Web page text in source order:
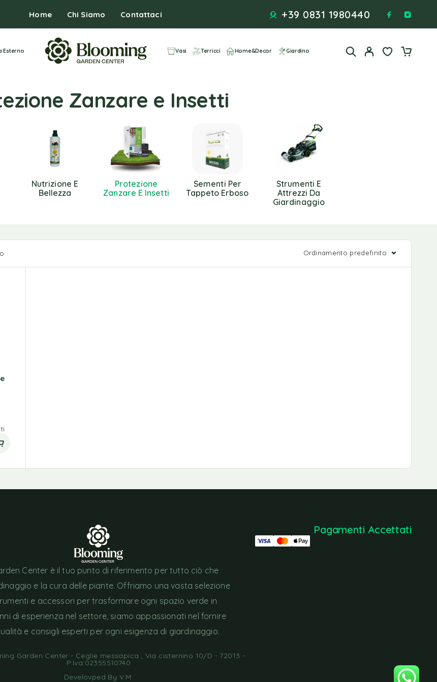
Home Chi Siamo Contattaci +39 0831 1980440
Esterno Vasi Terricci Home&Decor Giardino
Zanzare e Insetti
Nutrizione E
Bellezza
Protezione
Zanzare E Insetti
Sementi Per
Tappeto Erboso
Strumenti E
Attrezzi Da
Giardinaggio
Ordinamento predefinito
Center è il tuo punto di riferimento per tutto ciò che
e la cura delle piante. Offriamo una vasta selezione
e accessori per trasformare ogni spazio verde in
di esperienza nel settore, siamo appassionati nel fornire
e consigli esperti per ogni esigenza di giardinaggio.
Garden Center - Ceglie messapica , Via cisternino 10/D - 72013 -
P.Iva:02355510740
Develovped By V.M.
Pagamenti Accettati